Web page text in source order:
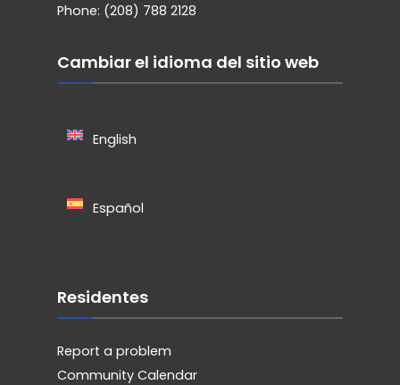
Phone: (208) 788 2128
Cambiar el idioma del sitio web
English
Español
Residentes
Report a problem
Community Calendar